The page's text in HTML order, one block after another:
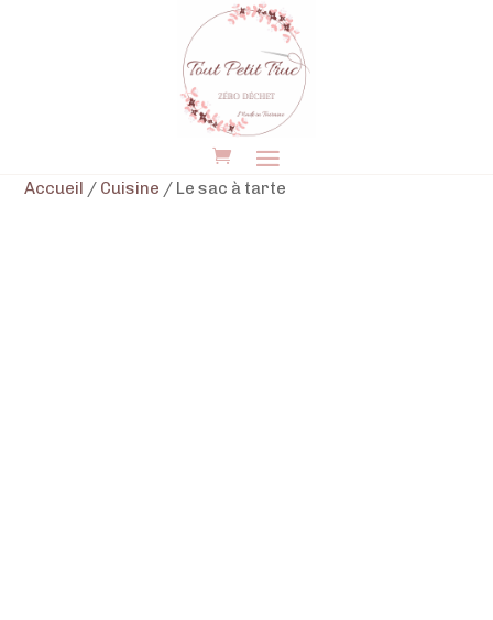
Accueil / Cuisine / Le sac à tarte